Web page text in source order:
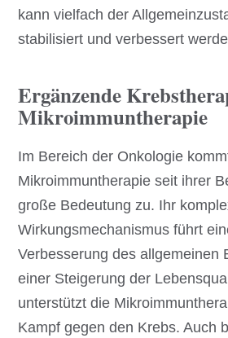
kann vielfach der
stabilisiert und verbessert
Ergänzende
Mikroimmuntherapie
Im Bereich der Onkologie
Mikroimmuntherapie seit ihrer
große Bedeutung zu. Ihr
Wirkungsmechanismus führt
Verbesserung des allgemeinen
einer Steigerung der
unterstützt die
Kampf gegen den Krebs. Auch